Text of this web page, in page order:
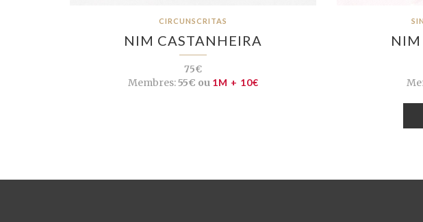
CIRCUNSCRITAS
NIM CASTANHEIRA
75€
Membres:55€ ou 1M + 10€
NIM